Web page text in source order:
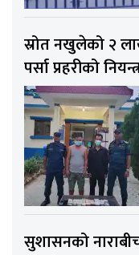
स्रोत नखुलेको २
पर्सा प्रहरीको
सुशासनको